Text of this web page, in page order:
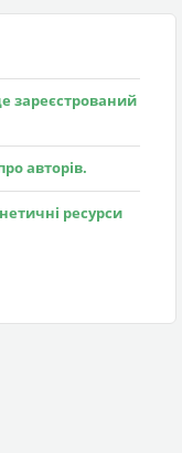
зареєстрований
авторів.
ресурси